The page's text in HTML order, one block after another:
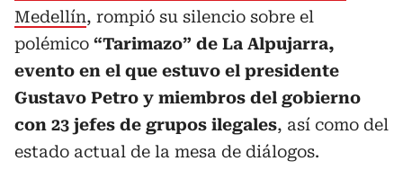
Medellín, rompió su silencio sobre el
polémico “Tarimazo” de La Alpujarra,
evento en el que estuvo el presidente
Gustavo Petro y miembros del gobierno
con 23 jefes de grupos ilegales, así como del
estado actual de la mesa de diálogos.